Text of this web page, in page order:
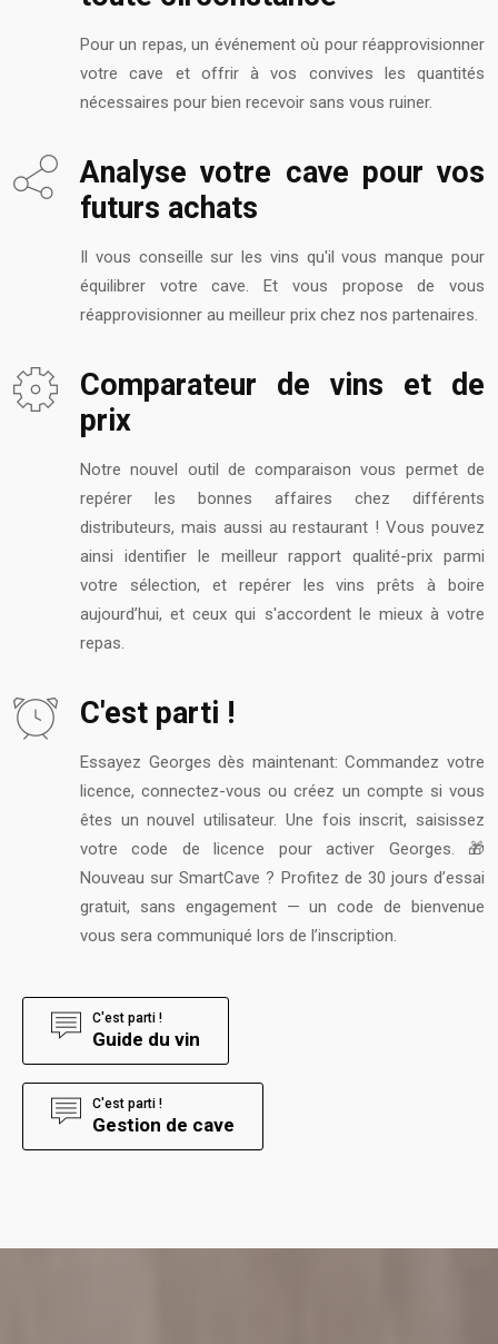
Pour un repas, un événement où pour réapprovisionner
votre cave et offrir à vos convives les quantités
nécessaires pour bien recevoir sans vous ruiner.
Analyse votre cave pour vos
futurs achats
Il vous conseille sur les vins qu'il vous manque pour
équilibrer votre cave. Et vous propose de vous
réapprovisionner au meilleur prix chez nos partenaires.
Comparateur de vins et de
prix
Notre nouvel outil de comparaison vous permet de
repérer les bonnes affaires chez différents
distributeurs, mais aussi au restaurant ! Vous pouvez
ainsi identifier le meilleur rapport qualité-prix parmi
votre sélection, et repérer les vins prêts à boire
aujourd’hui, et ceux qui s'accordent le mieux à votre
repas.
C'est parti !
Essayez Georges dès maintenant: Commandez votre
licence, connectez-vous ou créez un compte si vous
êtes un nouvel utilisateur. Une fois inscrit, saisissez
votre code de licence pour activer Georges. 🎁
Nouveau sur SmartCave ? Profitez de 30 jours d’essai
gratuit, sans engagement — un code de bienvenue
vous sera communiqué lors de l’inscription.
C'est parti !
Guide du vin
C'est parti !
Gestion de cave